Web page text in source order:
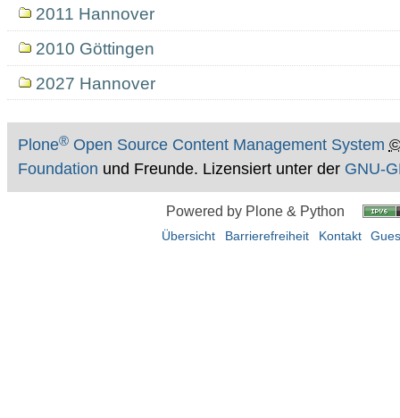
2011 Hannover
2010 Göttingen
2027 Hannover
Plone®Open Source Content Management System ©
Foundation und Freunde. Lizensiert unter der GNU-
Powered by Plone & Python
Übersicht Barrierefreiheit Kontakt